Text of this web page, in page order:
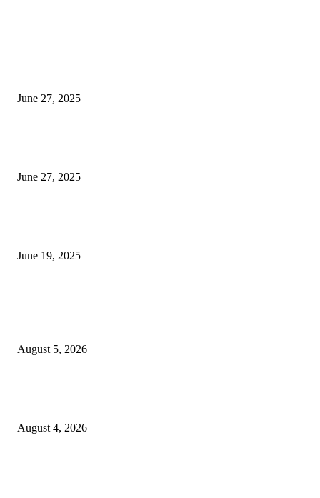
June 27, 2025
June 27, 2025
June 19, 2025
August 5, 2026
August 4, 2026